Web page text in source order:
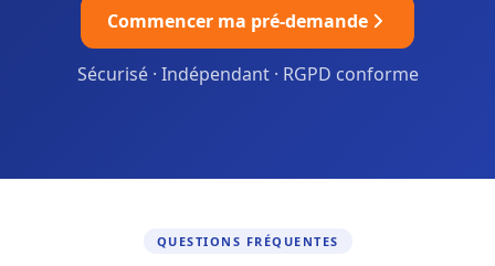
Commencer ma pré-demande
Sécurisé · Indépendant · RGPD conforme
QUESTIONS FRÉQUENTES